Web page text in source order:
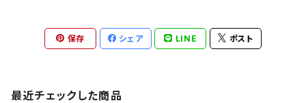
保存 シェア LINE ポスト
最近チェックした商品